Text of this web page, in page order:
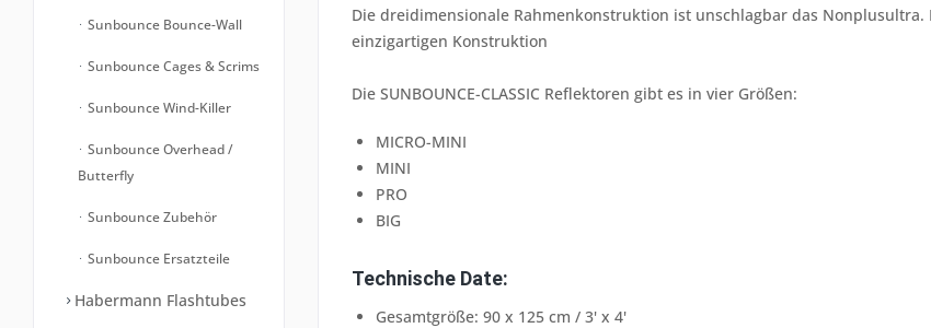
Sunbounce Bounce-Wall
Sunbounce Cages & Scrims
Sunbounce Wind-Killer
Sunbounce Overhead /
Butterfly
Sunbounce Zubehör
Sunbounce Ersatzteile
Habermann Flashtubes
Die dreidimensionale Rahmenkonstruktion ist unschlagbar das
einzigartigen Konstruktion
Die SUNBOUNCE-CLASSIC Reflektoren gibt es in vier Größen:
MICRO-MINI
MINI
PRO
BIG
Technische Date:
Gesamtgröße: 90 x 125 cm / 3' x 4'